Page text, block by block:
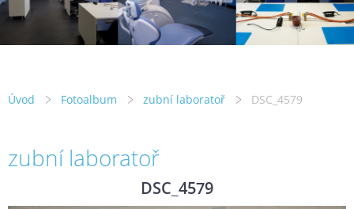
Úvod Fotoalbum zubní laboratoř DSC_4579
zubní laboratoř
DSC_4579